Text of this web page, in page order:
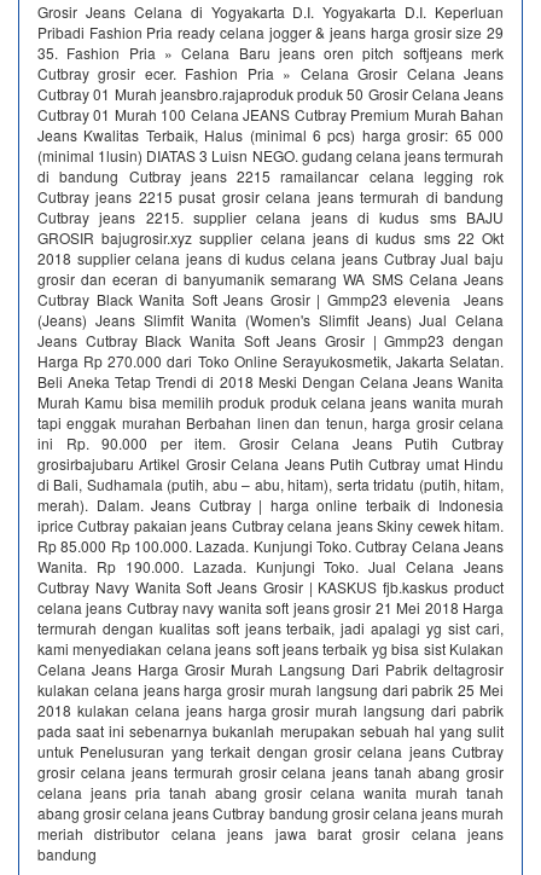
Grosir Jeans Celana di Yogyakarta D.I. Yogyakarta D.I. Keperluan
Pribadi Fashion Pria ready celana jogger & jeans harga grosir size 29
35. Fashion Pria » Celana Baru jeans oren pitch softjeans merk
Cutbray grosir ecer. Fashion Pria » Celana Grosir Celana Jeans
Cutbray 01 Murah jeansbro.rajaproduk produk 50 Grosir Celana Jeans
Cutbray 01 Murah 100 Celana JEANS Cutbray Premium Murah Bahan
Jeans Kwalitas Terbaik, Halus (minimal 6 pcs) harga grosir: 65 000
(minimal 1lusin) DIATAS 3 Luisn NEGO. gudang celana jeans termurah
di bandung Cutbray jeans 2215 ramailancar celana legging rok
Cutbray jeans 2215 pusat grosir celana jeans termurah di bandung
Cutbray jeans 2215. supplier celana jeans di kudus sms BAJU
GROSIR bajugrosir.xyz supplier celana jeans di kudus sms 22 Okt
2018 supplier celana jeans di kudus celana jeans Cutbray Jual baju
grosir dan eceran di banyumanik semarang WA SMS Celana Jeans
Cutbray Black Wanita Soft Jeans Grosir | Gmmp23 elevenia Jeans
(Jeans) Jeans Slimfit Wanita (Women's Slimfit Jeans) Jual Celana
Jeans Cutbray Black Wanita Soft Jeans Grosir | Gmmp23 dengan
Harga Rp 270.000 dari Toko Online Serayukosmetik, Jakarta Selatan.
Beli Aneka Tetap Trendi di 2018 Meski Dengan Celana Jeans Wanita
Murah Kamu bisa memilih produk produk celana jeans wanita murah
tapi enggak murahan Berbahan linen dan tenun, harga grosir celana
ini Rp. 90.000 per item. Grosir Celana Jeans Putih Cutbray
grosirbajubaru Artikel Grosir Celana Jeans Putih Cutbray umat Hindu
di Bali, Sudhamala (putih, abu – abu, hitam), serta tridatu (putih, hitam,
merah). Dalam. Jeans Cutbray | harga online terbaik di Indonesia
iprice Cutbray pakaian jeans Cutbray celana jeans Skiny cewek hitam.
Rp 85.000 Rp 100.000. Lazada. Kunjungi Toko. Cutbray Celana Jeans
Wanita. Rp 190.000. Lazada. Kunjungi Toko. Jual Celana Jeans
Cutbray Navy Wanita Soft Jeans Grosir | KASKUS fjb.kaskus product
celana jeans Cutbray navy wanita soft jeans grosir 21 Mei 2018 Harga
termurah dengan kualitas soft jeans terbaik, jadi apalagi yg sist cari,
kami menyediakan celana jeans soft jeans terbaik yg bisa sist Kulakan
Celana Jeans Harga Grosir Murah Langsung Dari Pabrik deltagrosir
kulakan celana jeans harga grosir murah langsung dari pabrik 25 Mei
2018 kulakan celana jeans harga grosir murah langsung dari pabrik
pada saat ini sebenarnya bukanlah merupakan sebuah hal yang sulit
untuk Penelusuran yang terkait dengan grosir celana jeans Cutbray
grosir celana jeans termurah grosir celana jeans tanah abang grosir
celana jeans pria tanah abang grosir celana wanita murah tanah
abang grosir celana jeans Cutbray bandung grosir celana jeans murah
meriah distributor celana jeans jawa barat grosir celana jeans
bandung